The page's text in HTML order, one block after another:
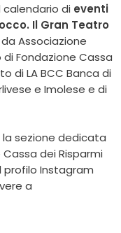
calendario di eventi
Il Gran Teatro
Associazione
di Fondazione Cassa
di LA BCC Banca di
e Imolese e di
la sezione dedicata
dei Risparmi
profilo Instagram
a